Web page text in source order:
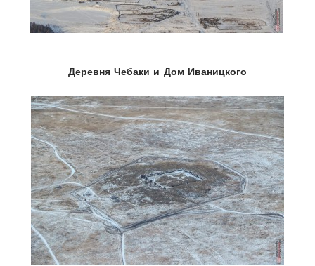
Деревня Чебаки и Дом Иваницкого